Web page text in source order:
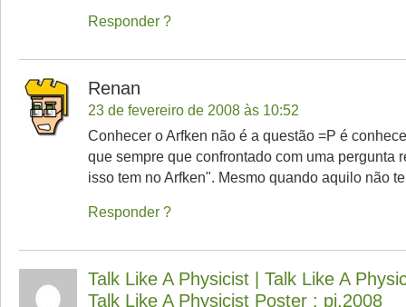
Responder
Renan
23 de fevereiro de 2008 às 10:52
Conhecer o Arfken não é a questão =P é
que sempre que confrontado com uma pergunta
isso tem no Arfken". Mesmo quando aquilo não
Responder
Talk Like A Physicist | Talk Like A
Talk Like A Physicist Poster : pi.2008